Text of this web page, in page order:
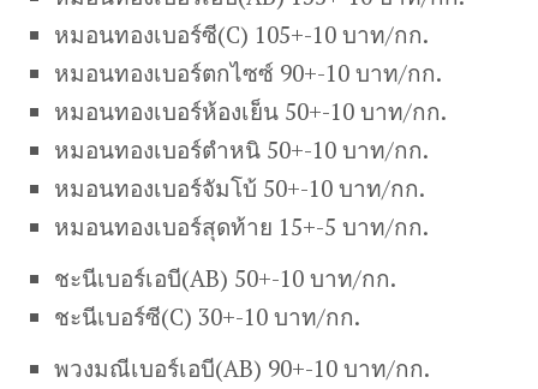
หมอนทองเบอร์ซี(C) 105+-10 บาท/กก.
หมอนทองเบอร์ตกไซซ์ 90+-10 บาท/กก.
หมอนทองเบอร์ห้องเย็น 50+-10 บาท/กก.
หมอนทองเบอร์ตำหนิ 50+-10 บาท/กก.
หมอนทองเบอร์จัมโบ้ 50+-10 บาท/กก.
หมอนทองเบอร์สุดท้าย 15+-5 บาท/กก.
ชะนีเบอร์เอบี(AB) 50+-10 บาท/กก.
ชะนีเบอร์ซี(C) 30+-10 บาท/กก.
พวงมณีเบอร์เอบี(AB) 90+-10 บาท/กก.